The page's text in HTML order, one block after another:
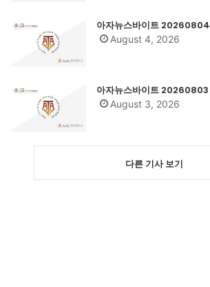
아자뉴스바이트 20260804
August 4, 2026
아자뉴스바이트 20260803
August 3, 2026
다른 기사 보기